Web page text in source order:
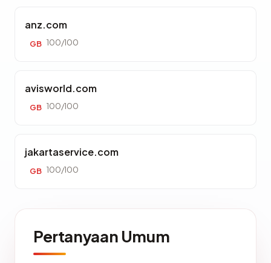
anz.com
GB 100/100
avisworld.com
GB 100/100
jakartaservice.com
GB 100/100
Pertanyaan Umum